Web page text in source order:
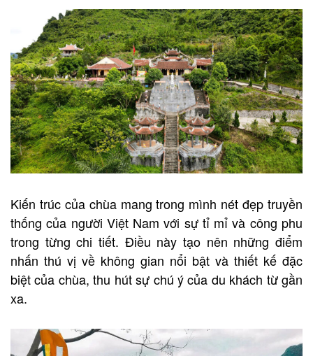
Kiến trúc của chùa mang trong mình nét đẹp truyền
thống của người Việt Nam với sự tỉ mỉ và công phu
trong từng chi tiết. Điều này tạo nên những điểm
nhấn thú vị về không gian nổi bật và thiết kế đặc
biệt của chùa, thu hút sự chú ý của du khách từ gần
xa.